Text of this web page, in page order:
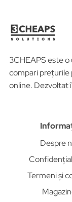
3CHEAPS este o
compari prețurile
online. Dezvoltat
Despre
Termeni și